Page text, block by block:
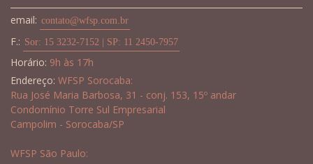
email: contato@wfsp.com.br
F.: Sor: 15 3232-7152 | SP: 11 2450-7957
Horário: 9h às 17h
Endereço: WFSP Sorocaba:
Rua José Maria Barbosa, 31 - conj. 153, 15º andar
Condomínio Torre Sul Empresarial
Campolim - Sorocaba/SP
WFSP São Paulo: